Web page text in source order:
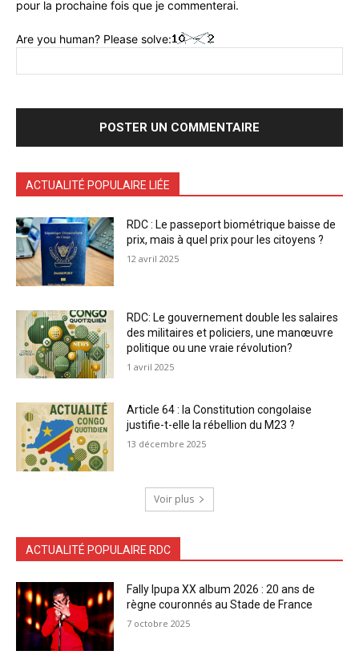
pour la prochaine fois que je commenterai.
Are you human? Please solve:
ACTUALITÉ POPULAIRE LIÉE
RDC : Le passeport biométrique baisse de
prix, mais à quel prix pour les citoyens ?
12 avril 2025
RDC: Le gouvernement double les salaires
des militaires et policiers, une manœuvre
politique ou une vraie révolution?
1 avril 2025
Article 64 : la Constitution congolaise
justifie-t-elle la rébellion du M23 ?
13 décembre 2025
Voir plus
ACTUALITÉ POPULAIRE RDC
Fally Ipupa XX album 2026 : 20 ans de
règne couronnés au Stade de France
7 octobre 2025